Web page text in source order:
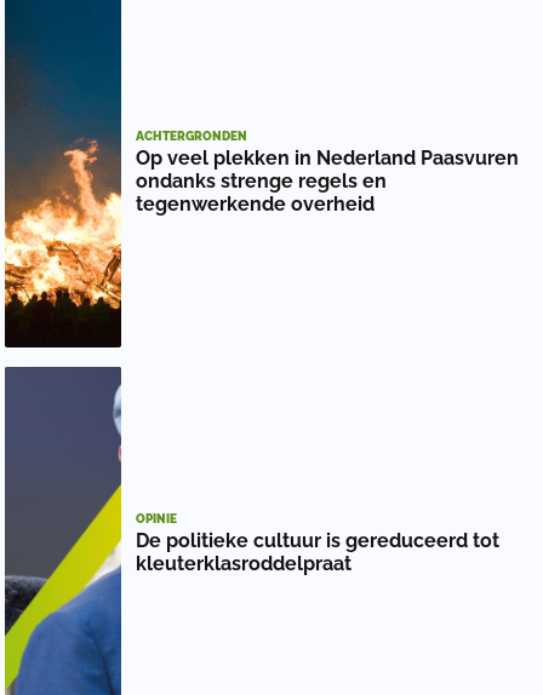
ACHTERGRONDEN
Op veel plekken in Nederland Paasvuren
ondanks strenge regels en
tegenwerkende overheid
OPINIE
De politieke cultuur is gereduceerd tot
kleuterklasroddelpraat